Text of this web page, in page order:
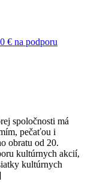
€ na podporu
spoločnosti má
pečaťou i
obratu od 20.
kultúrnych akcií,
kultúrnych